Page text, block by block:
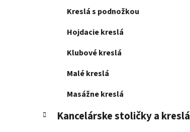
Kreslá s podnožkou
Hojdacie kreslá
Klubové kreslá
Malé kreslá
Masážne kreslá
Kancelárske stoličky a kreslá